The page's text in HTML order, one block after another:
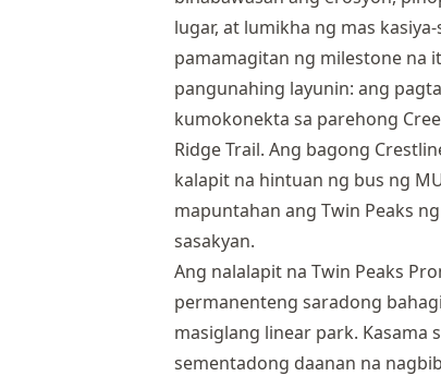
lugar, at lumikha ng mas
pamamagitan ng milestone na
pangunahing layunin: ang
kumokonekta sa parehong
Ridge Trail. Ang bagong
kalapit na hintuan ng bus ng
mapuntahan ang Twin Peaks
sasakyan.
Ang nalalapit na Twin Peaks
permanenteng saradong
masiglang linear park. Kasama
sementadong daanan na